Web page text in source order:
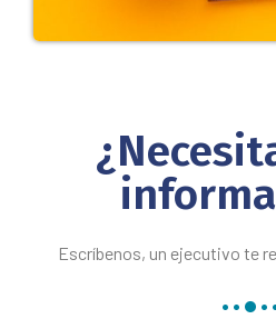
Escríbenos, un ejecutivo te